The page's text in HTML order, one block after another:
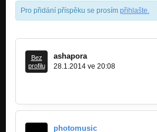
Pro přidání příspěku se prosím přihlašte
Bez
profilu
ashapora
28.1.2014 ve 20:08
photomusic